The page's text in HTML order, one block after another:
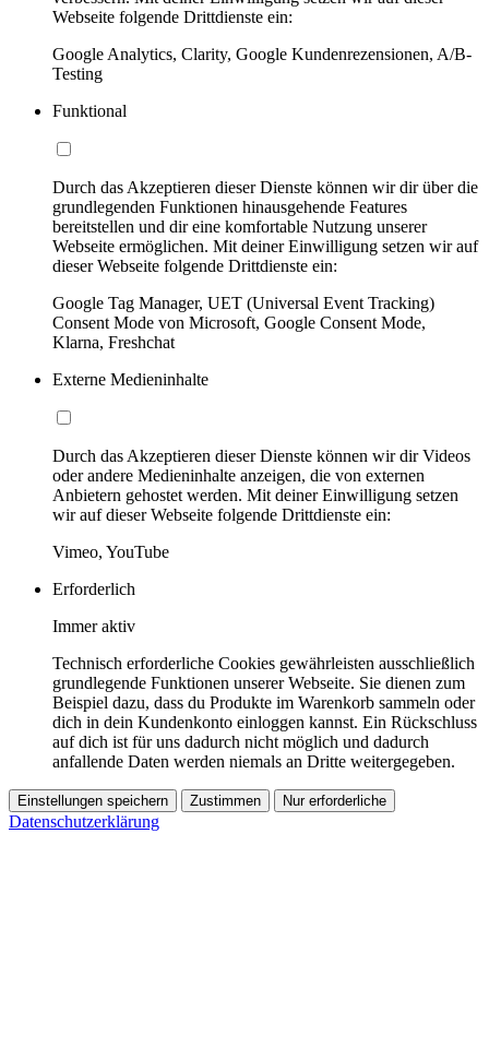
Webseite folgende Drittdienste ein:
Google Analytics, Clarity, Google Kundenrezensionen, A/B-
Testing
Funktional
Durch das Akzeptieren dieser Dienste können wir dir über die
grundlegenden Funktionen hinausgehende Features
bereitstellen und dir eine komfortable Nutzung unserer
Webseite ermöglichen. Mit deiner Einwilligung setzen wir auf
dieser Webseite folgende Drittdienste ein:
Google Tag Manager, UET (Universal Event Tracking)
Consent Mode von Microsoft, Google Consent Mode,
Klarna, Freshchat
Externe Medieninhalte
Durch das Akzeptieren dieser Dienste können wir dir Videos
oder andere Medieninhalte anzeigen, die von externen
Anbietern gehostet werden. Mit deiner Einwilligung setzen
wir auf dieser Webseite folgende Drittdienste ein:
Vimeo, YouTube
Erforderlich
Immer aktiv
Technisch erforderliche Cookies gewährleisten ausschließlich
grundlegende Funktionen unserer Webseite. Sie dienen zum
Beispiel dazu, dass du Produkte im Warenkorb sammeln oder
dich in dein Kundenkonto einloggen kannst. Ein Rückschluss
auf dich ist für uns dadurch nicht möglich und dadurch
anfallende Daten werden niemals an Dritte weitergegeben.
Einstellungen speichern Zustimmen Nur erforderliche
Datenschutzerklärung